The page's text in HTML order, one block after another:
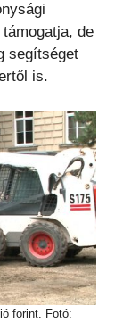
de
segítséget
is.
forint. Fotó: